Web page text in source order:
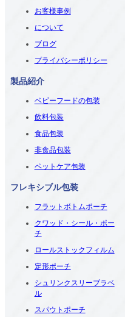
お客様事例
について
ブログ
プライバシーポリシー
製品紹介
ベビーフードの包装
飲料包装
食品包装
非食品包装
ペットケア包装
フレキシブル包装
フラットボトムポーチ
クワッド・シール・ポー
チ
ロールストックフィルム
定形ポーチ
シュリンクスリーブラベ
ル
スパウトポーチ